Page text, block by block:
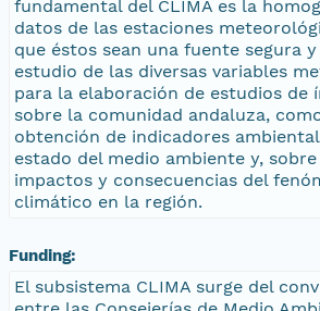
fundamental del CLIMA es la
datos de las estaciones
que éstos sean una fuente segura
estudio de las diversas variables
para la elaboración de estudios de
sobre la comunidad andaluza,
obtención de indicadores
estado del medio ambiente y,
impactos y consecuencias del
climático en la región.
Funding:
El subsistema CLIMA surge del